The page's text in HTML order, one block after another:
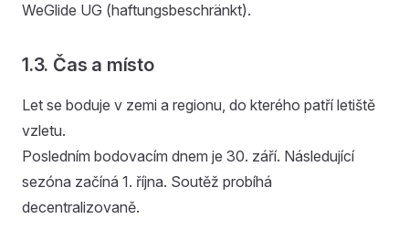
WeGlide UG (haftungsbeschränkt).
1.3. Čas a místo
Let se boduje v zemi a regionu, do kterého patří letiště
vzletu.
Posledním bodovacím dnem je 30. září. Následující
sezóna začíná 1. října. Soutěž probíhá
decentralizovaně.